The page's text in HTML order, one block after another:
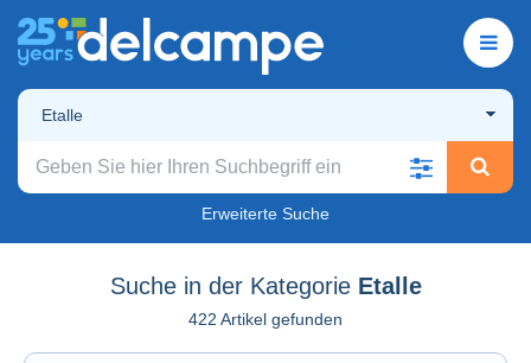
Etalle
Erweiterte Suche
Suche in der Kategorie Etalle
422 Artikel gefunden